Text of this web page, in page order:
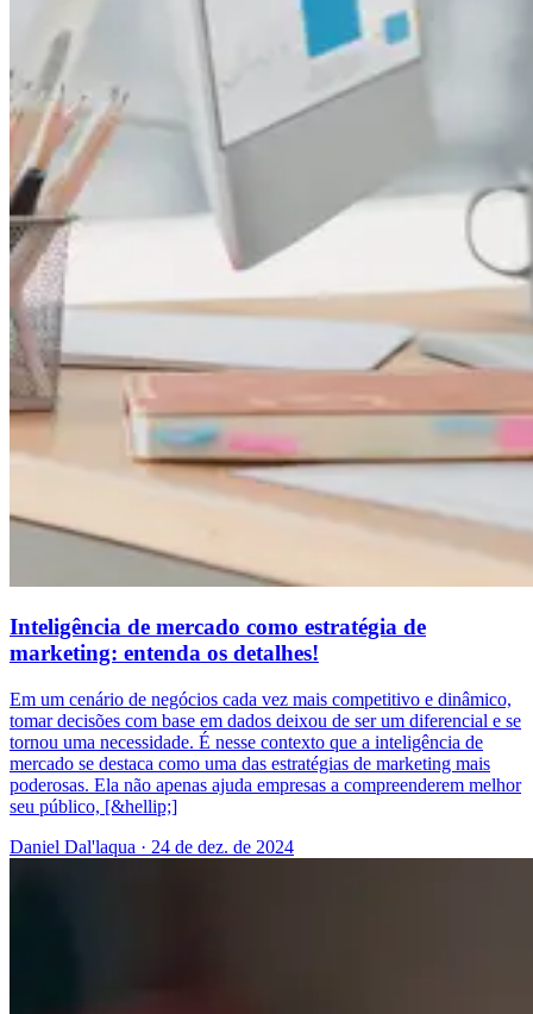
Inteligência de mercado como estratégia de
marketing: entenda os detalhes!
Em um cenário de negócios cada vez mais competitivo e dinâmico,
tomar decisões com base em dados deixou de ser um diferencial e se
tornou uma necessidade. É nesse contexto que a inteligência de
mercado se destaca como uma das estratégias de marketing mais
poderosas. Ela não apenas ajuda empresas a compreenderem melhor
seu público, [&hellip;]
Daniel Dal'laqua · 24 de dez. de 2024